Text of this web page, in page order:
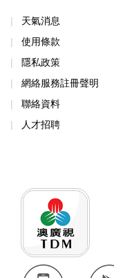
天氣消息
使用條款
隱私政策
網絡服務註冊聲明
聯絡資料
人才招聘